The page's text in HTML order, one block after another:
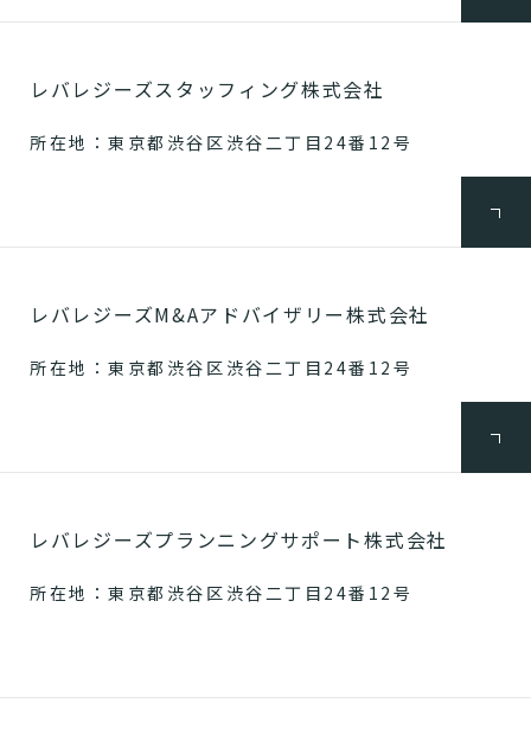
レバレジーズスタッフィング株式会社
所在地：東京都渋谷区渋谷二丁目24番12号
レバレジーズM&Aアドバイザリー株式会社
所在地：東京都渋谷区渋谷二丁目24番12号
レバレジーズプランニングサポート株式会社
所在地：東京都渋谷区渋谷二丁目24番12号